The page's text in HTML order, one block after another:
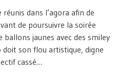
dans l’agora afin de
de poursuivre la soirée
ballons jaunes avec des smiley
son flou artistique, digne
cassé…